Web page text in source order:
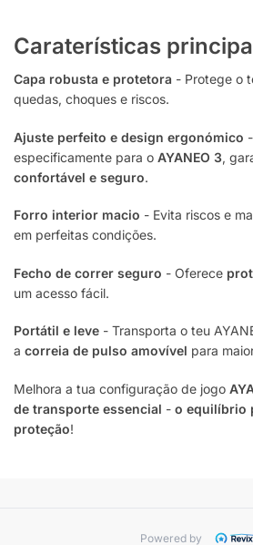
Caraterísticas
Capa robusta e protetora - Protege o
quedas, choques e riscos.
Ajuste perfeito e design ergonómico
especificamente para o AYANEO 3,
confortável e seguro.
Forro interior macio - Evita riscos e
em perfeitas condições.
Fecho de correr seguro - Oferece
um acesso fácil.
Portátil e leve - Transporta o teu
a correia de pulso amovível para
Melhora a tua configuração de jogo
de transporte essencial - o equilíbrio
proteção!
Powered by